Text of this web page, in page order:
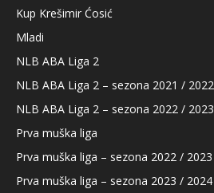
Kup Krešimir Ćosić
Mladi
NLB ABA Liga 2
NLB ABA Liga 2 – sezona 2021 / 2022
NLB ABA Liga 2 – sezona 2022 / 2023
Prva muška liga
Prva muška liga – sezona 2022 / 2023
Prva muška liga – sezona 2023 / 2024